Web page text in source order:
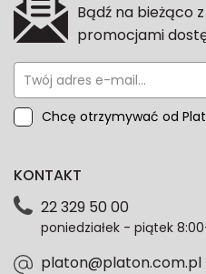
Bądź na bieżąco
promocjami
Chcę otrzymywać od
przeze mnie adres e-
dotyczące danych
każdym czasie.
zgodność z prawem
KONTAKT
22 329 50 00
poniedziałek - piątek
platon@platon.com.pl